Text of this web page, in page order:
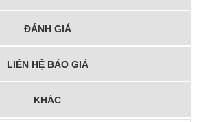
ĐÁNH GIÁ
LIÊN HỆ BÁO GIÁ
KHÁC